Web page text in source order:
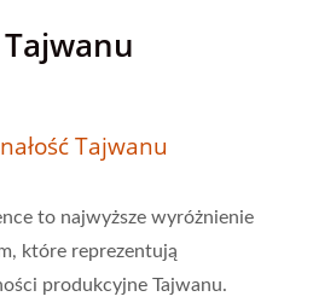
Tajwanu
to najwyższe wyróżnienie
które reprezentują
produkcyjne Tajwanu.